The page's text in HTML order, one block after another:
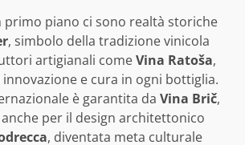
primo piano ci sono realtà storiche
, simbolo della tradizione vinicola
artigianali comeVina Ratoša,
e cura in ogni bottiglia.
è garantita da Vina Brič,
per il design architettonico
, diventata meta culturale